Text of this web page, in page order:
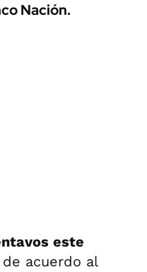
Nación.
este
acuerdo al